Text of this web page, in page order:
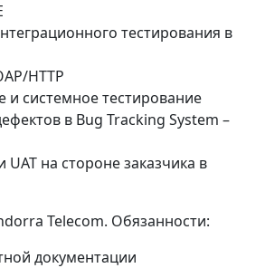
тестирования в
HTTP
и системное тестирование
в Bug Tracking System –
UAT на стороне заказчика в
Telecom. Обязанности:
документации